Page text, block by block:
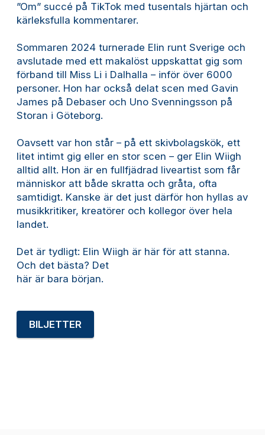
”Om” succé på TikTok med tusentals hjärtan och
kärleksfulla kommentarer.
Sommaren 2024 turnerade Elin runt Sverige och
avslutade med ett makalöst uppskattat gig som
förband till Miss Li i Dalhalla – inför över 6000
personer. Hon har också delat scen med Gavin
James på Debaser och Uno Svenningsson på
Storan i Göteborg.
Oavsett var hon står – på ett skivbolagskök, ett
litet intimt gig eller en stor scen – ger Elin Wiigh
alltid allt. Hon är en fullfjädrad liveartist som får
människor att både skratta och gråta, ofta
samtidigt. Kanske är det just därför hon hyllas av
musikkritiker, kreatörer och kollegor över hela
landet.
Det är tydligt: Elin Wiigh är här för att stanna.
Och det bästa? Det
här är bara början.
BILJETTER